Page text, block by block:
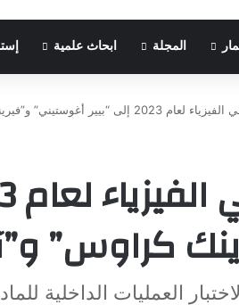
المجلة ابحاث علمية
و”فيرينك كراوس” و”آن لويلير”
كراوس”
العمليات الداخلية